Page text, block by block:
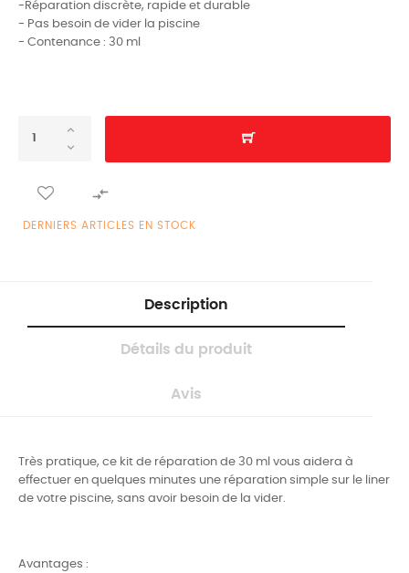
-Réparation discrète, rapide et durable
- Pas besoin de vider la piscine
- Contenance : 30 ml

DERNIERS ARTICLES EN STOCK
Description
Détails du produit
Avis
Très pratique, ce kit de réparation de 30 ml vous aidera à
effectuer en quelques minutes une réparation simple sur le liner
de votre piscine, sans avoir besoin de la vider.
Avantages :